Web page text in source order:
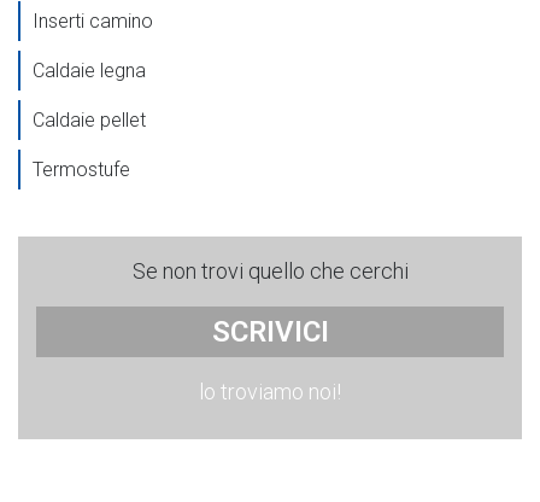
Inserti camino
Caldaie legna
Caldaie pellet
Termostufe
Se non trovi quello che cerchi
SCRIVICI
lo troviamo noi!